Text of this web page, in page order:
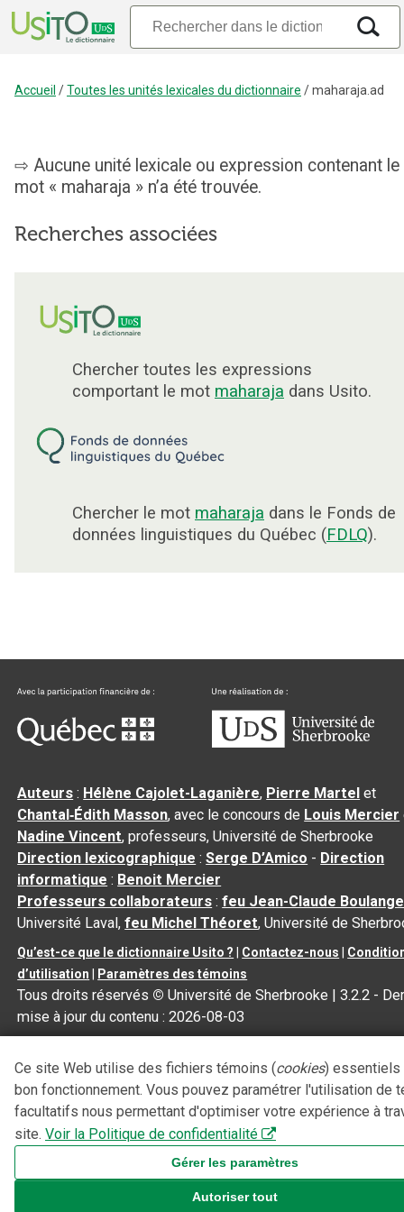
Accueil /Toutes les unités lexicales du dictionnaire /maharaja.ad
Aucune unité lexicale ou expression contenant le
mot « maharaja » n’a été trouvée.
Recherches associées
Chercher toutes les expressions
comportant le mot maharaja dans Usito.
Chercher le mot maharaja dans le Fonds de
données linguistiques du Québec (FDLQ).
Auteurs : Hélène Cajolet-Laganière, Pierre Martel et
Chantal‑Édith Masson, avec le concours de Louis Mercier
Nadine Vincent, professeurs, Université de Sherbrooke
Direction lexicographique :Serge D’Amico - Direction
informatique : Benoit Mercier
Professeurs collaborateurs :feu Jean-Claude
Université Laval,feu Michel Théoret, Université de
Qu’est-ce que le dictionnaire Usito ? Contactez-nous
d’utilisation
Paramètres des témoins
Tous droits réservés © Université de Sherbrooke |3.2.2 -
mise à jour du contenu :2026-08-03
Ce site Web utilise des fichiers témoins (cookies) essentiels
bon fonctionnement. Vous pouvez paramétrer l'utilisation de
facultatifs nous permettant d'optimiser votre expérience à
site. Voir la Politique de confidentialité
Gérer les paramètres
Autoriser tout